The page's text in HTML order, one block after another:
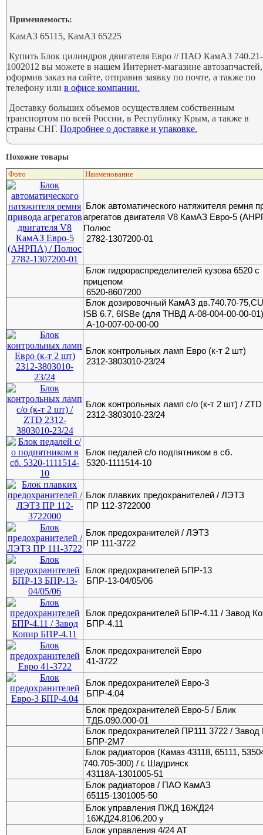
Применяемость:
КамАЗ 65115, КамАЗ 65225
Купить Блок цилиндров двигателя Евро // ПАО КамАЗ 740.21-
1002012 вы можете в нашем Интернет-магазине автозапчастей,
оформив заказ на сайте, отправив заявку по почте, а также по
телефону илив офисе компании.
Доставку больших объемов осуществляем собственным
транспортом по всей России, в Республику Крым, а также в
страны СНГ.Подробнее о доставке и упаковке.
Похожие товары
Фото Наименование
Блок автоматического натяжителя ремня
агрегатов двигателя V8 КамАЗ Евро-5
Полюс
2782-1307200-01
Блок гидрораспределителей кузова 6520 с
прицепом
6520-8607200
Блок дозировочный КамАЗ дв.740.70-
ISB 6.7, 6ISBe (для ТНВД А-08-004-00-00-
А-10-007-00-00-00
Блок контрольных ламп Евро (к-т 2 шт)
2312-3803010-23/24
Блок контрольных ламп с/о (к-т 2 шт) / ZTD
2312-3803010-23/24
Блок педалей с/о подпятником в сб.
5320-1111514-10
Блок плавких предохранителей / ЛЭТЗ
ПР 112-3722000
Блок предохранителей / ЛЭТЗ
ПР 111-3722
Блок предохранителей БПР-13
БПР-13-04/05/06
Блок предохранителей БПР-4.11 / Завод
БПР-4.11
Блок предохранителей Евро
41-3722
Блок предохранителей Евро-3
БПР-4.04
Блок предохранителей Евро-5 / Блик
ТДБ.090.000-01
Блок предохранителей ПР111 3722 / Завод
БПР-2М7
Блок радиаторов (Камаз 43118, 65111,
740.705-300) / г. Шадринск
43118А-1301005-51
Блок радиаторов / ПАО КамАЗ
65115-1301005-50
Блок управления ПЖД 16ЖД24
16ЖД24.8106.200 у
Блок управления 4/24 АТ